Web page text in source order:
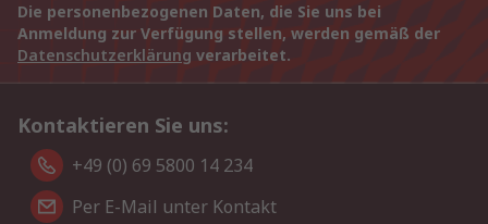
Die personenbezogenen Daten, die Sie uns bei
Anmeldung zur Verfügung stellen, werden gemäß der
Datenschutzerklärung verarbeitet.
Kontaktieren Sie uns:
+49 (0) 69 5800 14 234
Per E-Mail unter Kontakt